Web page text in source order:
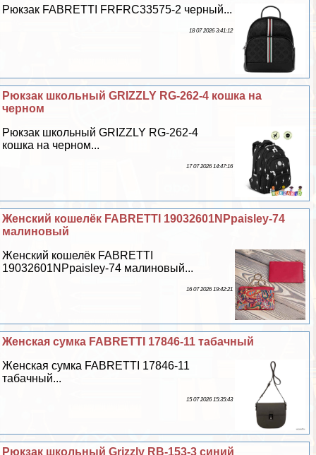
Рюкзак FABRETTI FRFRC33575-2 черный...
18 07 2026 3:41:12
Рюкзак школьный GRIZZLY RG-262-4 кошка на
черном
Рюкзак школьный GRIZZLY RG-262-4
кошка на черном...
17 07 2026 14:47:16
Женский кошелёк FABRETTI 19032601NPpaisley-74
малиновый
Женский кошелёк FABRETTI
19032601NPpaisley-74 малиновый...
16 07 2026 19:42:21
Женская сумка FABRETTI 17846-11 табачный
Женская сумка FABRETTI 17846-11
табачный...
15 07 2026 15:35:43
Рюкзак школьный Grizzly RB-153-3 синий